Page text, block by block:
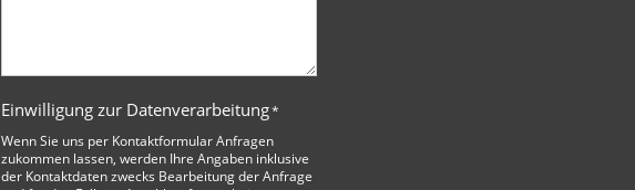
Einwilligung zur Datenverarbeitung*
Wenn Sie uns per Kontaktformular Anfragen
zukommen lassen, werden Ihre Angaben inklusive
der Kontaktdaten zwecks Bearbeitung der Anfrage